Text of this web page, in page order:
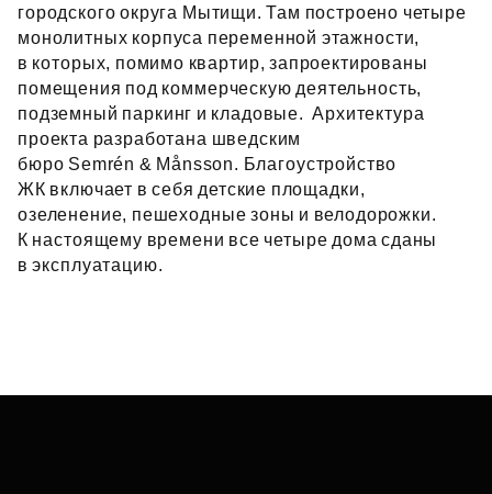
городского округа Мытищи. Там построено четыре
монолитных корпуса переменной этажности,
в которых, помимо квартир, запроектированы
помещения под коммерческую деятельность,
подземный паркинг и кладовые. Архитектура
проекта разработана шведским
бюро Semrén & Månsson. Благоустройство
ЖК включает в себя детские площадки,
озеленение, пешеходные зоны и велодорожки.
К настоящему времени все четыре дома сданы
в эксплуатацию.